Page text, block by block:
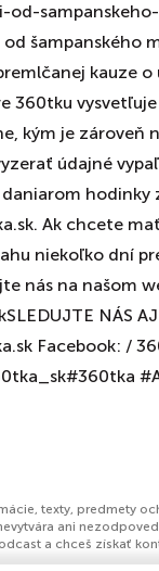
šampanského
kauze
360tku
kým je zároveň
údajné
Ak chcete
niekoľko dní
nás na našom
NÁS
Facebook: /
texty, predmety
ani
a chceš získať